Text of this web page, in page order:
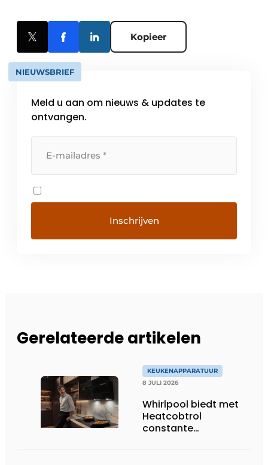
Kopieer
NIEUWSBRIEF
Meld u aan om nieuws & updates te
ontvangen.
Gerelateerde artikelen
KEUKENAPPARATUUR
8 JULI 2026
Whirlpool biedt met
Heatcobtrol
constante